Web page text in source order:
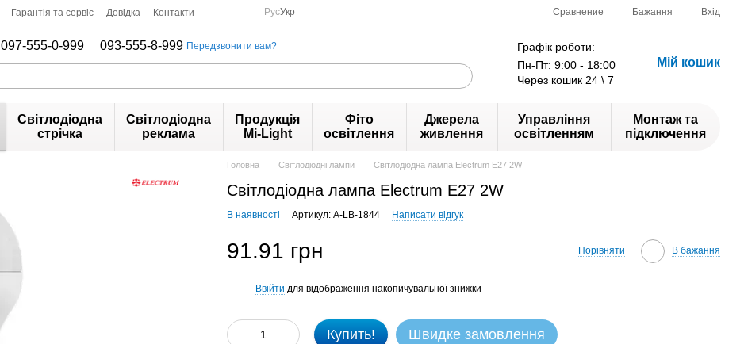
Гарантія та сервіс Довідка Контакти РусУкр Сравнение Бажання Вхід
097-555-0-999 093-555-8-999 Передзвонити вам?
Графік роботи:
Пн-Пт: 9:00 - 18:00
Через кошик 24 \ 7
Мій кошик
Світлодіодна
стрічка
Світлодіодна
реклама
Продукція
Mi-Light
Фіто
освітлення
Джерела
живлення
Управління
освітленням
Монтаж та
підключення
Головна Світлодіодні лампи Світлодіодна лампа Electrum E27 2W
Світлодіодна лампа Electrum E27 2W
В наявності Артикул: A-LB-1844 Написати відгук
91.91 грн Порівняти В бажання
Ввійти для відображення накопичувальної знижки
Купить! Швидке замовлення